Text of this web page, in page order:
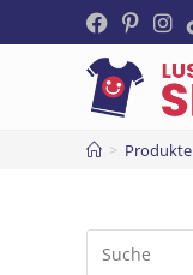
> Produkte